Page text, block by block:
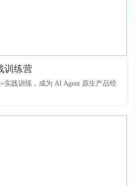
训练营
实践训练，成为 AI Agent 原生产品经